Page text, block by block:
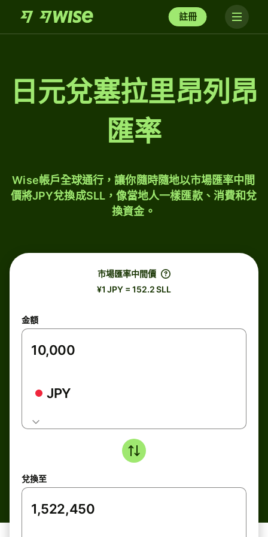
註冊
日元兌塞拉里昂列昂
匯率
Wise帳戶全球通行，讓你隨時隨地以市場匯率中間
價將JPY兌換成SLL，像當地人一樣匯款、消費和兌
換資金。
市場匯率中間價
¥1 JPY = 152.2 SLL
金額
JPY
兌換至